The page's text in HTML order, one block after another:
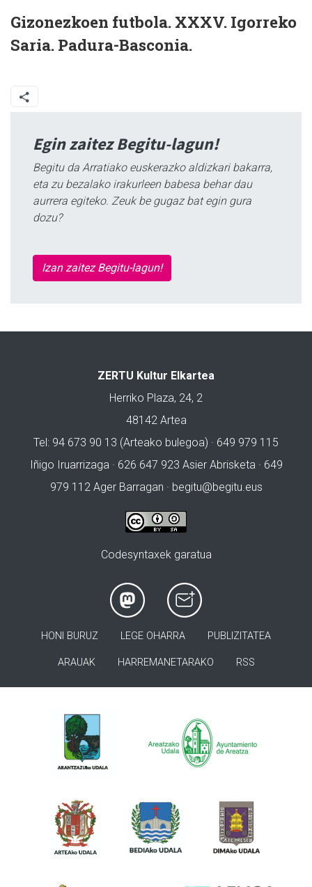
Gizonezkoen futbola. XXXV. Igorreko
Saria. Padura-Basconia.
Egin zaitez Begitu-lagun!
Begitu da Arratiako euskerazko aldizkari bakarra,
eta zu bezalako irakurleen babesa behar dau
aurrera egiteko. Zeuk be gugaz bat egin gura
dozu?
Izan zaitez Begitu-lagun!
ZERTU Kultur Elkartea
Herriko Plaza, 24, 2
48142 Artea
Tel: 94 673 90 13 (Arteako bulegoa) · 649 979 115
Iñigo Iruarrizaga · 626 647 923 Asier Abrisketa · 649
979 112 Ager Barragan · begitu@begitu.eus
Codesyntaxek garatua
HONI BURUZ LEGE OHARRA PUBLIZITATEA
ARAUAK HARREMANETARAKO RSS